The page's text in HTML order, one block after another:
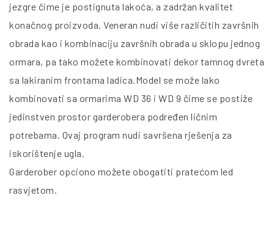
jezgre čime je postignuta lakoća, a zadržan kvalitet
konačnog proizvoda. Veneran nudi više različitih završnih
obrada kao i kombinaciju završnih obrada u sklopu jednog
ormara, pa tako možete kombinovati dekor tamnog dvreta
sa lakiranim frontama ladica.Model se može lako
kombinovati sa ormarima WD 36 i WD 9 čime se postiže
jedinstven prostor garderobera podređen ličnim
potrebama. Ovaj program nudi savršena rješenja za
iskorištenje ugla.
Garderober opciono možete obogatiti pratećom led
rasvjetom.